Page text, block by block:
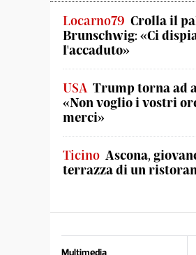
Locarno79 Crolla il
Brunschwig: «Ci
l'accaduto»
USA Trump torna ad
«Non voglio i vostri
merci»
Ticino Ascona,
terrazza di un
Multimedia